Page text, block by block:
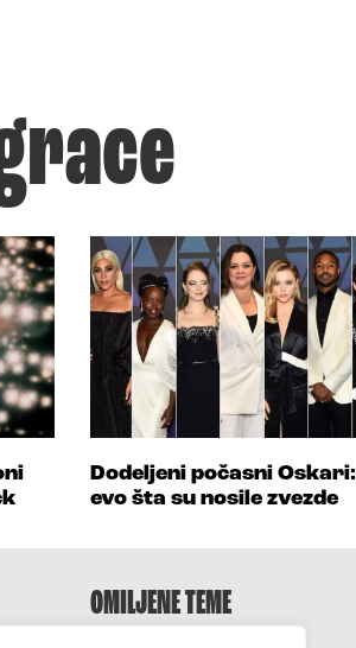
Dodeljeni počasni Oskari:
evo šta su nosile zvezde
OMILJENE TEME